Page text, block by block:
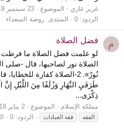
غرير غازي الموضوع 23 سبتمبر 2019
الردود: 0 المنتدى: روضة السعداء
م فضل الصلاة
الصلاة نور لصاحبها، قال -صلى
نُورٌ». 2-الصلاة كفارة
طَرَفَيِ النَّهَارِ وَزُلَفًا مِنَ اللَّيْلِ
ذِكْرَى...
مملكة الإسلام الموضوع 2 يناير 2019
الفقه
فقه العبادات الردود: 0